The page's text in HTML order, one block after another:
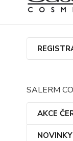
SALERM
AKCE
NOVINKY